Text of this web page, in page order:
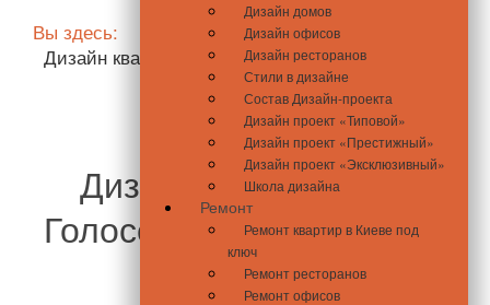
Дизайн домов
Дизайн офисов
Дизайн ресторанов
Стили в дизайне
Состав Дизайн-проекта
Дизайн проект «Типовой»
Дизайн проект «Престижный»
Дизайн проект «Эксклюзивный»
Школа дизайна
Ремонт
Ремонт квартир в Киеве под
ключ
Ремонт ресторанов
Ремонт офисов
Вы здесь: Главная
Портфолио
Дизайн квартир
Голосеевский проспект, 98/2
Дизайн квартиры на
Голосеевском проспекте
98/2